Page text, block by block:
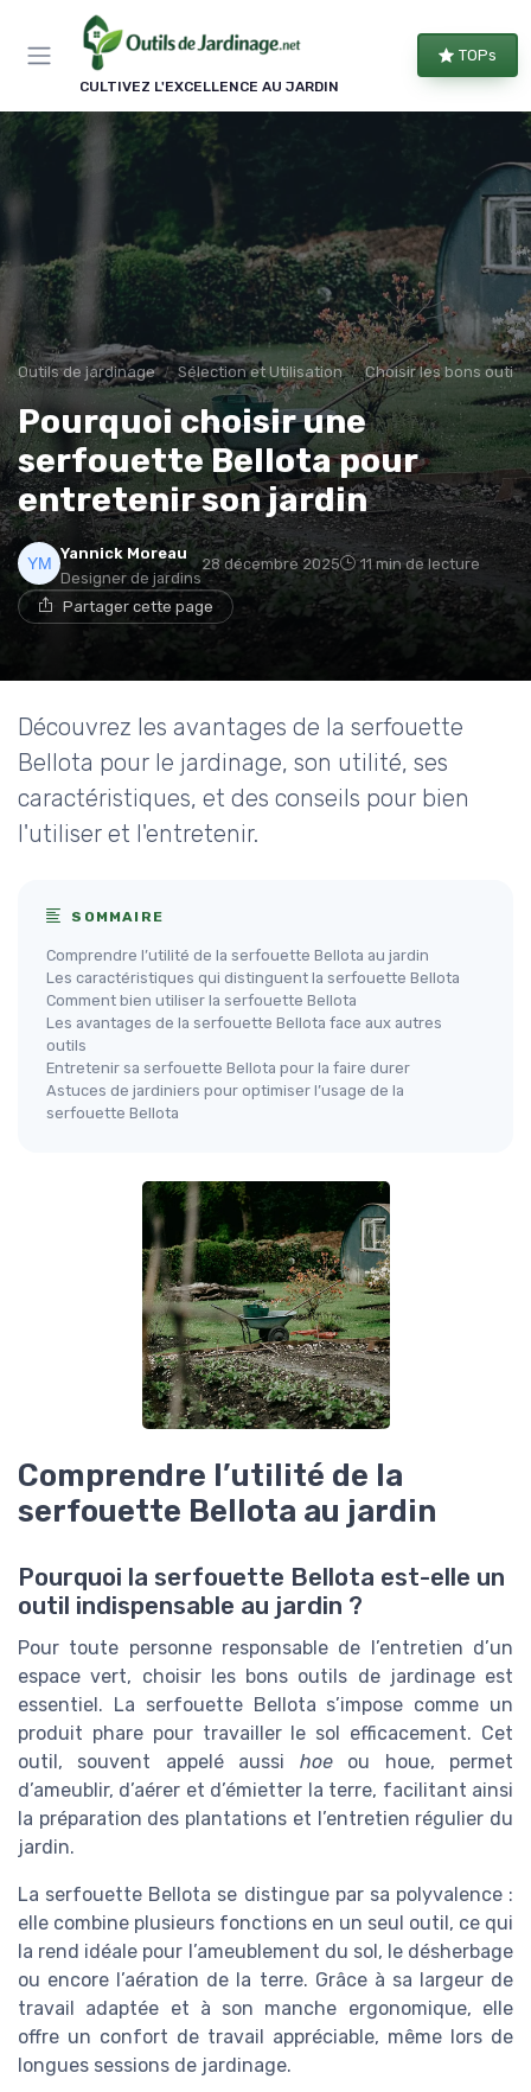
CULTIVEZ L'EXCELLENCE AU JARDIN
TOPs
Outils de jardinage Sélection et Utilisation Choisir les bons outils
Pourquoi choisir une
serfouette Bellota pour
entretenir son jardin
Yannick Moreau
Designer de jardins
28 décembre 2025 11 min de lecture
Partager cette page
Découvrez les avantages de la serfouette
Bellota pour le jardinage, son utilité, ses
caractéristiques, et des conseils pour bien
l'utiliser et l'entretenir.
SOMMAIRE
Comprendre l’utilité de la serfouette Bellota au jardin
Les caractéristiques qui distinguent la serfouette Bellota
Comment bien utiliser la serfouette Bellota
Les avantages de la serfouette Bellota face aux autres
outils
Entretenir sa serfouette Bellota pour la faire durer
Astuces de jardiniers pour optimiser l’usage de la
serfouette Bellota
Comprendre l’utilité de la
serfouette Bellota au jardin
Pourquoi la serfouette Bellota est-elle un
outil indispensable au jardin ?
Pour toute personne responsable de l’entretien d’un
espace vert, choisir les bons outils de jardinage est
essentiel. La serfouette Bellota s’impose comme un
produit phare pour travailler le sol efficacement. Cet
outil, souvent appelé aussi hoeou houe, permet
d’ameublir, d’aérer et d’émietter la terre, facilitant ainsi
la préparation des plantations et l’entretien régulier du
jardin.
La serfouette Bellota se distingue par sa polyvalence :
elle combine plusieurs fonctions en un seul outil, ce qui
la rend idéale pour l’ameublement du sol, le désherbage
ou encore l’aération de la terre. Grâce à sa largeur de
travail adaptée et à son manche ergonomique, elle
offre un confort de travail appréciable, même lors de
longues sessions de jardinage.
Panneau de gestion des cookies